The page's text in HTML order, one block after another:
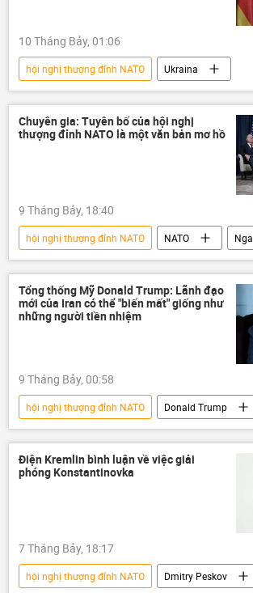
Ankara
Thổ Nhĩ Kỳ
Tổ hợp tên lửa phòng không "Patriot"
Washington
Iran Nhà Trắng
10 Tháng Bảy, 01:06
hội nghị thượng đỉnh NATO
Ukraina
Pháp
Đức Kiev
NATO
Ankara
Châu Âu
Vladimir Zelensky
Thế giới
Cuộc khủng hoảng ở Ukraina
Chuyên gia: Tuyên bố của hội nghị
thượng đỉnh NATO là một văn bản mơ hồ
9 Tháng Bảy, 18:40
hội nghị thượng đỉnh NATO NATO
Nga
Vladimir Putin
Thế giới
phương Tây
Trung Quốc
Châu Âu
GDP
Donald Trump
Quan điểm-Ý kiến
Tổng thống Mỹ Donald Trump: Lãnh đạo
mới của Iran có thể "biến mất" giống như
những người tiền nhiệm
9 Tháng Bảy, 00:58
hội nghị thượng đỉnh NATO
Donald Trump
Hoa Kỳ
NATO
Thế giới
Ankara
Thổ Nhĩ Kỳ
Xung đột Mỹ-Iran
Điện Kremlin bình luận về việc giải
phóng Konstantinovka
7 Tháng Bảy, 18:17
hội nghị thượng đỉnh NATO
Dmitry Peskov